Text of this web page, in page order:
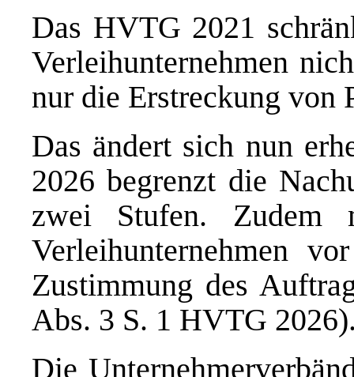
Das HVTG 2021
Verleihunternehmen
nur die Erstreckung von
Das ändert sich nun
2026 begrenzt die
zwei Stufen. Zudem
Verleihunternehmen
Zustimmung des
Abs. 3 S. 1 HVTG
Die